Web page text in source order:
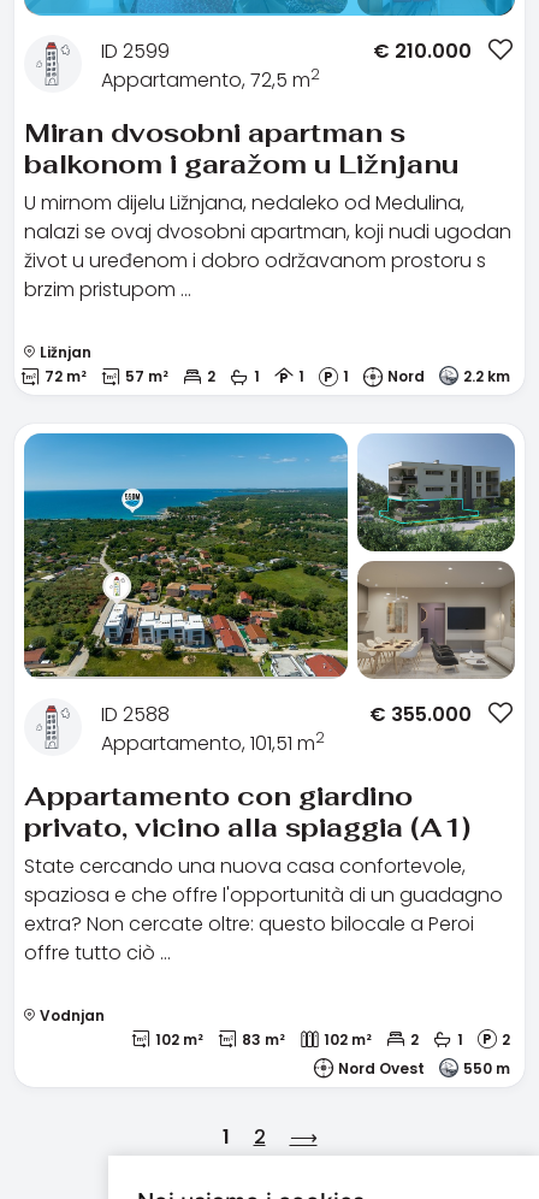
ID 2599
Appartamento, 72,5 m2
€ 210.000
Miran dvosobni apartman s
balkonom i garažom u Ližnjanu
U mirnom dijelu Ližnjana, nedaleko od Medulina,
nalazi se ovaj dvosobni apartman, koji nudi ugodan
život u uređenom i dobro održavanom prostoru s
brzim pristupom …
Ližnjan
72 m²
57 m² 2 1 1 1 Nord 2.2 km
ID 2588
Appartamento, 101,51 m2
€ 355.000
Appartamento con giardino
privato, vicino alla spiaggia (A1)
State cercando una nuova casa confortevole,
spaziosa e che offre l'opportunità di un guadagno
extra? Non cercate oltre: questo bilocale a Peroi
offre tutto ciò …
Vodnjan
102 m²
83 m² 102 m² 2 1
2
Nord Ovest
550 m
1 2 ⟶